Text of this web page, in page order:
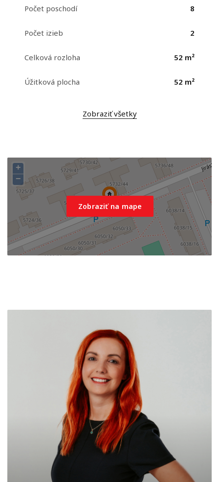
Počet poschodí 8
Počet izieb 2
Celková rozloha 52 m²
Úžitková plocha 52 m²
Zobraziť všetky
Zobraziť na mape
+
−